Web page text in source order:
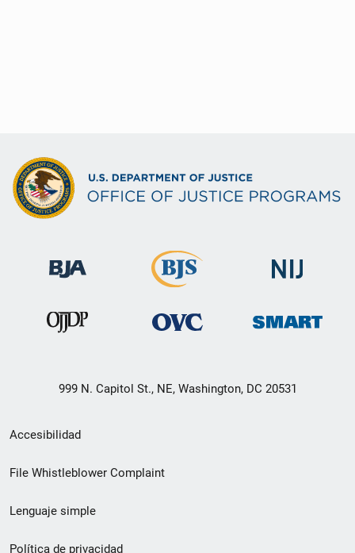
999 N. Capitol St., NE, Washington, DC 20531
Menú
de
de
Accesibilidad
File Whistleblower Complaint
Lenguaje simple
Política de privacidad